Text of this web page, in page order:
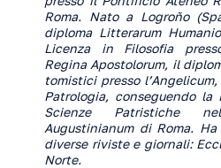
Roma. Nato a Logroño
diploma Litterarum
Licenza in Filosofia
Regina Apostolorum, il
tomistici presso
Patrologia, conseguendo la
Scienze Patristiche
Augustinianum di Roma.
diverse riviste e giornali:
Norte.